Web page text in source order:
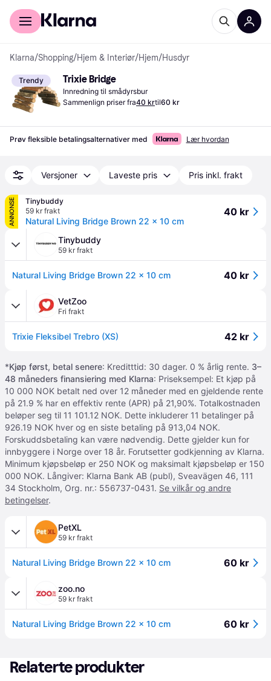
For kunder
Klarna/Shopping/Hjem & Interiør/Hjem/Husdyr
Trendy Trixie Bridge
Innredning til smådyrsbur
Sammenlign priser fra40 krtil60 kr
Prøv fleksible betalingsalternativer med Lær hvordan
Versjoner Laveste pris Pris inkl. frakt
ANNONSE
Tinybuddy
59 kr frakt
Natural Living Bridge Brown 22 x 10 cm
40 kr
Tinybuddy
59 kr frakt
Natural Living Bridge Brown 22 x 10 cm 40 kr
VetZoo
Fri frakt
Trixie Fleksibel Trebro (XS) 42 kr
*Kjøp først, betal senere: Kreditttid: 30 dager. 0 % årlig rente. 3–
48 måneders finansiering med Klarna: Priseksempel: Et kjøp på
10 000 NOK betalt ned over 12 måneder med en gjeldende rente
på 21.9 % har en effektiv rente (APR) på 21,90%. Totalkostnaden
beløper seg til 11 101.12 NOK. Dette inkluderer 11 betalinger på
926.19 NOK hver og en siste betaling på 913,04 NOK.
Forskuddsbetaling kan være nødvendig. Dette gjelder kun for
innbyggere i Norge over 18 år. Forutsetter godkjenning av Klarna.
Minimum kjøpsbeløp er 250 NOK og maksimalt kjøpsbeløp er 150
000 NOK. Långiver: Klarna Bank AB (publ), Sveavägen 46, 111
34 Stockholm, Org. nr.: 556737-0431. Se vilkår og andre
betingelser.
PetXL
59 kr frakt
Natural Living Bridge Brown 22 x 10 cm 60 kr
zoo.no
59 kr frakt
Natural Living Bridge Brown 22 x 10 cm 60 kr
Relaterte produkter